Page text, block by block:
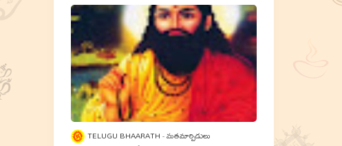
TELUGU BHAARATH మతమార్పిడులు